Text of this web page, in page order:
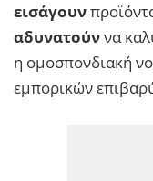
εισάγουν
αδυνατούννα
η ομοσπονδιακή
εμπορικών